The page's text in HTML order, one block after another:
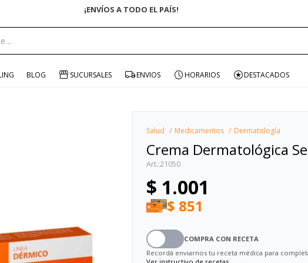
BLOG SUCURSALES ENVIOS HORARIOS DESTACADOS
Salud Medicamentos Dermatología
Crema Dermatológica
21050
$ 1.001
$ 851
COMPRA CON RECETA
Recordá enviarnos tu receta médica para